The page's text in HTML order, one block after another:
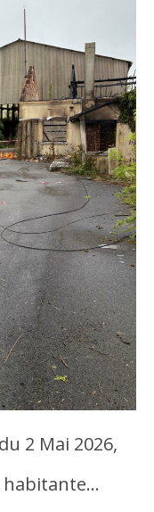
2 Mai 2026,
habitante…